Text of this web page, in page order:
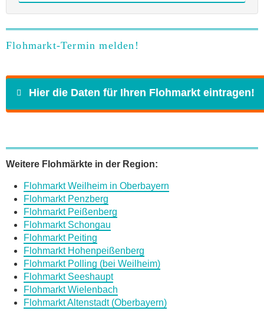
Flohmarkt-Termin melden!
Hier die Daten für Ihren Flohmarkt eintragen!
E-Mail*
Daten des Flohmarkts
Name des Flohmarkts*
Weitere Flohmärkte in der Region:
Flohmarkt Weilheim in Oberbayern
Flohmarkt Penzberg
Flohmarkt Peißenberg
Flohmarkt Schongau
Flohmarkt Peiting
Flohmarkt Hohenpeißenberg
Flohmarkt Polling (bei Weilheim)
Flohmarkt Seeshaupt
Flohmarkt Wielenbach
Flohmarkt Altenstadt (Oberbayern)